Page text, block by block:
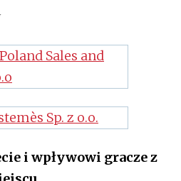
i wpływowi gracze z